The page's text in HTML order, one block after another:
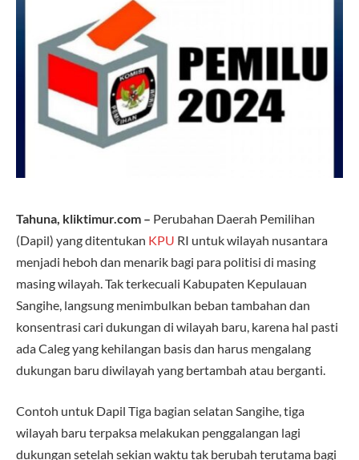
Tahuna, kliktimur.com – Perubahan Daerah Pemilihan
(Dapil) yang ditentukan KPU RI untuk wilayah nusantara
menjadi heboh dan menarik bagi para politisi di masing
masing wilayah. Tak terkecuali Kabupaten Kepulauan
Sangihe, langsung menimbulkan beban tambahan dan
konsentrasi cari dukungan di wilayah baru, karena hal pasti
ada Caleg yang kehilangan basis dan harus mengalang
dukungan baru diwilayah yang bertambah atau berganti.
Contoh untuk Dapil Tiga bagian selatan Sangihe, tiga
wilayah baru terpaksa melakukan penggalangan lagi
dukungan setelah sekian waktu tak berubah terutama bagi